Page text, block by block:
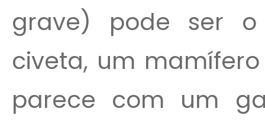
grave) pode ser
civeta, um
parece com um